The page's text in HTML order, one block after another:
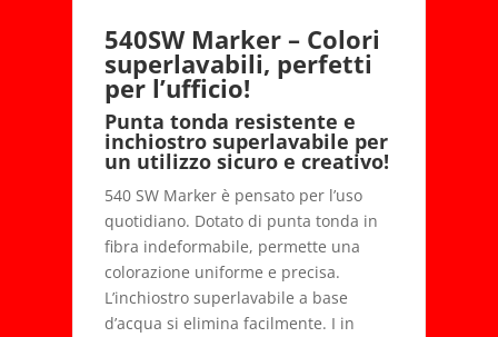
540SW Marker – Colori
superlavabili, perfetti
per l’ufficio!
Punta tonda resistente e
inchiostro superlavabile per
un utilizzo sicuro e creativo!
540 SW Marker è pensato per l’uso
quotidiano. Dotato di punta tonda in
fibra indeformabile, permette una
colorazione uniforme e precisa.
L’inchiostro superlavabile a base
d’acqua si elimina facilmente. I in